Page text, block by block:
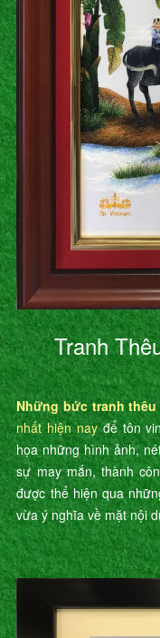
Tranh
Những bức tranh thêu
nhất hiện nayđể tôn
họa những hình ảnh,
sự may mắn, thành
được thể hiện qua
vừa ý nghĩa về mặt nội